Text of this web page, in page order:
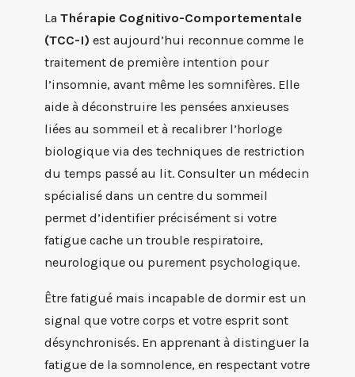
La Thérapie Cognitivo-Comportementale
(TCC-I) est aujourd’hui reconnue comme le
traitement de première intention pour
l’insomnie, avant même les somnifères. Elle
aide à déconstruire les pensées anxieuses
liées au sommeil et à recalibrer l’horloge
biologique via des techniques de restriction
du temps passé au lit. Consulter un médecin
spécialisé dans un centre du sommeil
permet d’identifier précisément si votre
fatigue cache un trouble respiratoire,
neurologique ou purement psychologique.
Être fatigué mais incapable de dormir est un
signal que votre corps et votre esprit sont
désynchronisés. En apprenant à distinguer la
fatigue de la somnolence, en respectant votre